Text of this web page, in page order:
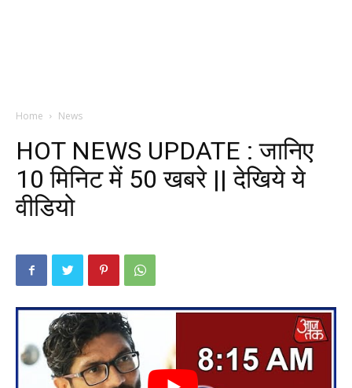
Home News
HOT NEWS UPDATE : जानिए
10 मिनिट में 50 खबरे || देखिये ये
वीडियो